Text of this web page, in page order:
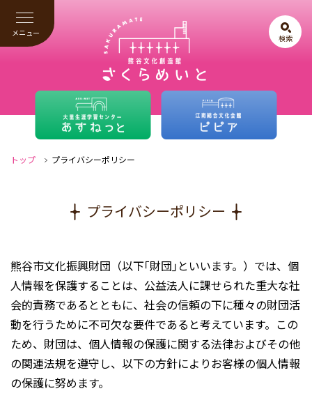
メニュー
検索
トップ プライバシーポリシー
プライバシーポリシー
熊谷市文化振興財団（以下｢財団｣といいます。）では、個
人情報を保護することは、公益法人に課せられた重大な社
会的責務であるとともに、社会の信頼の下に種々の財団活
動を行うために不可欠な要件であると考えています。この
ため、財団は、個人情報の保護に関する法律およびその他
の関連法規を遵守し、以下の方針によりお客様の個人情報
の保護に努めます。